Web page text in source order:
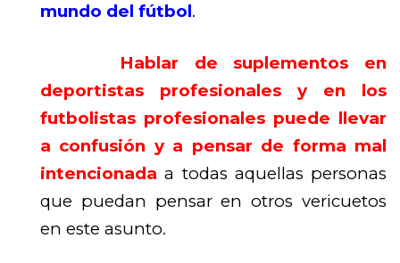
mundo del fútbol.
Hablar de suplementos en
deportistas profesionales y en los
futbolistas profesionales puede llevar
a confusión y a pensar de forma mal
intencionada a todas aquellas personas
que puedan pensar en otros vericuetos
en este asunto.